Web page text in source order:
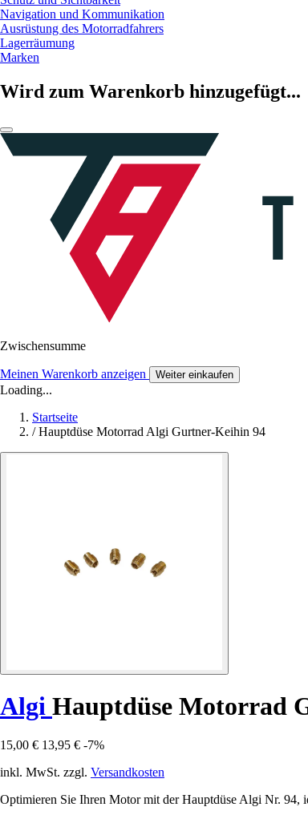
Navigation und Kommunikation
Ausrüstung des Motorradfahrers
Lagerräumung
Marken
Wird zum Warenkorb hinzugefügt...
Zwischensumme
Meinen Warenkorb anzeigen Weiter einkaufen
Loading...
Startseite
/ Hauptdüse Motorrad Algi Gurtner-Keihin 94
Algi Hauptdüse Motorrad
15,00 € 13,95 € -7%
inkl. MwSt. zzgl. Versandkosten
Optimieren Sie Ihren Motor mit der Hauptdüse Algi Nr. 94,